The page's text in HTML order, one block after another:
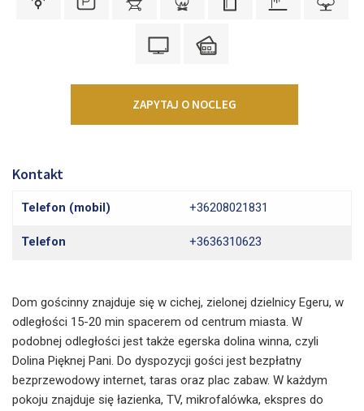
ZAPYTAJ O NOCLEG
Kontakt
Telefon (mobil) +36208021831
Telefon +3636310623
Dom gościnny znajduje się w cichej, zielonej dzielnicy Egeru, w
odległości 15-20 min spacerem od centrum miasta. W
podobnej odległości jest także egerska dolina winna, czyli
Dolina Pięknej Pani. Do dyspozycji gości jest bezpłatny
bezprzewodowy internet, taras oraz plac zabaw. W każdym
pokoju znajduje się łazienka, TV, mikrofalówka, ekspres do